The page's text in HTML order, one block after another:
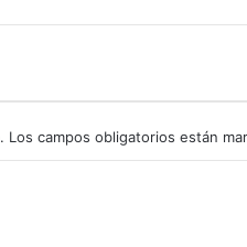
Los campos obligatorios están